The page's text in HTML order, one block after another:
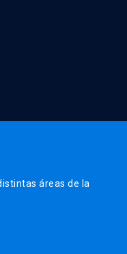
áreas de la